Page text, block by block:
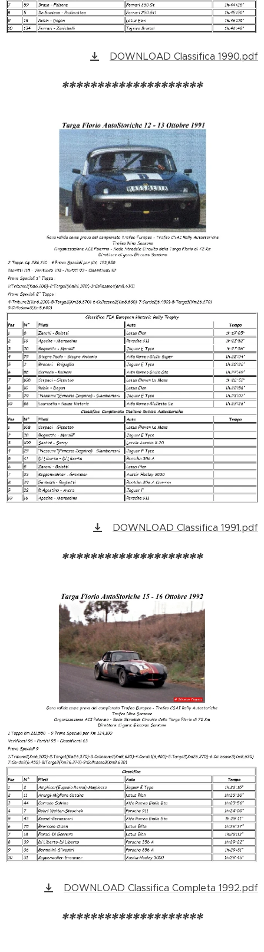
DOWNLOAD Classifica 1990.pdf
********************
DOWNLOAD Classifica 1991.pdf
********************
DOWNLOAD Classifica Completa 1992.pdf
********************